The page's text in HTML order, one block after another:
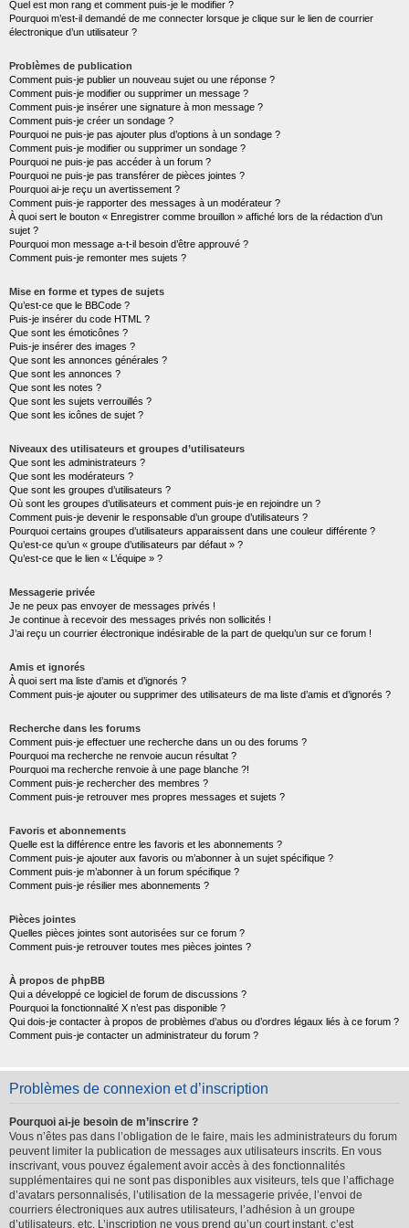
Quel est mon rang et comment puis-je le modifier ?
Pourquoi m’est-il demandé de me connecter lorsque je clique sur le lien de courrier
électronique d’un utilisateur ?
Problèmes de publication
Comment puis-je publier un nouveau sujet ou une réponse ?
Comment puis-je modifier ou supprimer un message ?
Comment puis-je insérer une signature à mon message ?
Comment puis-je créer un sondage ?
Pourquoi ne puis-je pas ajouter plus d’options à un sondage ?
Comment puis-je modifier ou supprimer un sondage ?
Pourquoi ne puis-je pas accéder à un forum ?
Pourquoi ne puis-je pas transférer de pièces jointes ?
Pourquoi ai-je reçu un avertissement ?
Comment puis-je rapporter des messages à un modérateur ?
À quoi sert le bouton « Enregistrer comme brouillon » affiché lors de la rédaction d’un
sujet ?
Pourquoi mon message a-t-il besoin d’être approuvé ?
Comment puis-je remonter mes sujets ?
Mise en forme et types de sujets
Qu’est-ce que le BBCode ?
Puis-je insérer du code HTML ?
Que sont les émoticônes ?
Puis-je insérer des images ?
Que sont les annonces générales ?
Que sont les annonces ?
Que sont les notes ?
Que sont les sujets verrouillés ?
Que sont les icônes de sujet ?
Niveaux des utilisateurs et groupes d’utilisateurs
Que sont les administrateurs ?
Que sont les modérateurs ?
Que sont les groupes d’utilisateurs ?
Où sont les groupes d’utilisateurs et comment puis-je en rejoindre un ?
Comment puis-je devenir le responsable d’un groupe d’utilisateurs ?
Pourquoi certains groupes d’utilisateurs apparaissent dans une couleur différente ?
Qu’est-ce qu’un « groupe d’utilisateurs par défaut » ?
Qu’est-ce que le lien « L’équipe » ?
Messagerie privée
Je ne peux pas envoyer de messages privés !
Je continue à recevoir des messages privés non sollicités !
J’ai reçu un courrier électronique indésirable de la part de quelqu’un sur ce forum !
Amis et ignorés
À quoi sert ma liste d’amis et d’ignorés ?
Comment puis-je ajouter ou supprimer des utilisateurs de ma liste d’amis et d’ignorés ?
Recherche dans les forums
Comment puis-je effectuer une recherche dans un ou des forums ?
Pourquoi ma recherche ne renvoie aucun résultat ?
Pourquoi ma recherche renvoie à une page blanche ?!
Comment puis-je rechercher des membres ?
Comment puis-je retrouver mes propres messages et sujets ?
Favoris et abonnements
Quelle est la différence entre les favoris et les abonnements ?
Comment puis-je ajouter aux favoris ou m’abonner à un sujet spécifique ?
Comment puis-je m’abonner à un forum spécifique ?
Comment puis-je résilier mes abonnements ?
Pièces jointes
Quelles pièces jointes sont autorisées sur ce forum ?
Comment puis-je retrouver toutes mes pièces jointes ?
À propos de phpBB
Qui a développé ce logiciel de forum de discussions ?
Pourquoi la fonctionnalité X n’est pas disponible ?
Qui dois-je contacter à propos de problèmes d’abus ou d’ordres légaux liés à ce forum ?
Comment puis-je contacter un administrateur du forum ?
Problèmes de connexion et d’inscription
Pourquoi ai-je besoin de m’inscrire ?
Vous n’êtes pas dans l’obligation de le faire, mais les administrateurs du forum
peuvent limiter la publication de messages aux utilisateurs inscrits. En vous
inscrivant, vous pouvez également avoir accès à des fonctionnalités
supplémentaires qui ne sont pas disponibles aux visiteurs, tels que l’affichage
d’avatars personnalisés, l’utilisation de la messagerie privée, l’envoi de
courriers électroniques aux autres utilisateurs, l’adhésion à un groupe
d’utilisateurs, etc. L’inscription ne vous prend qu’un court instant, c’est